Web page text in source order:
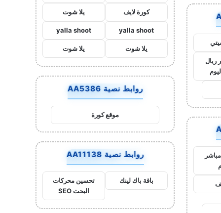
ريال
كورة لايف يلا شوت
yalla shoot
yalla shoot
يلا شوت يلا شوت
روابط نصية AA5386
موقع كورة
روابط نصية AA11138
باقة باك لينك
تحسين محركات
البحث SEO